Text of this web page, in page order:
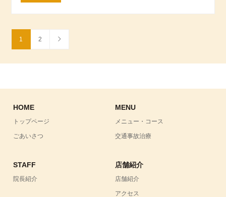
1 2
HOME
トップページ
ごあいさつ
MENU
メニュー・コース
交通事故治療
STAFF
院長紹介
店舗紹介
店舗紹介
アクセス